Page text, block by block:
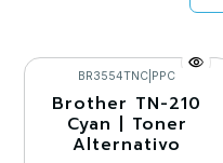
-30%
BR3554TNC PPC
Brother TN-210
Cyan | Toner
Alternativo